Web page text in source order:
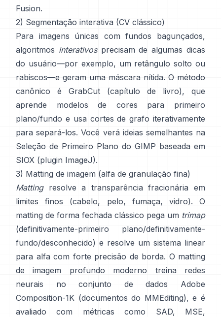
Fusion.
2) Segmentação interativa (CV clássico)
Para imagens únicas com fundos bagunçados,
algoritmos interativosprecisam de algumas dicas
do usuário—por exemplo, um retângulo solto ou
rabiscos—e geram uma máscara nítida. O método
canônico é
GrabCut (capítulo de livro), que
aprende modelos de cores para primeiro
plano/fundo e usa cortes de grafo iterativamente
para separá-los. Você verá ideias semelhantes na
Seleção de Primeiro Plano do GIMP baseada em
SIOX (plugin ImageJ).
3) Matting de imagem (alfa de granulação fina)
Mattingresolve a transparência fracionária em
limites finos (cabelo, pelo, fumaça, vidro). O
matting de forma fechada clássico pega um trimap
(definitivamente-primeiro plano/definitivamente-
fundo/desconhecido) e resolve um sistema linear
para alfa com forte precisão de borda. O matting
de imagem profundo
moderno treina redes
neurais no conjunto de dados Adobe
Composition-1K (documentos do MMEditing), e é
avaliado com métricas como
SAD, MSE,